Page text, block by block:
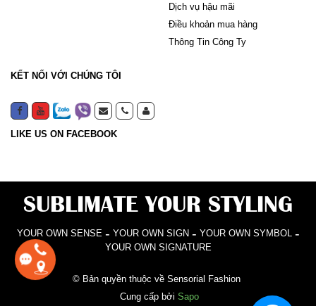
Dịch vụ hậu mãi
Điều khoản mua hàng
Thông Tin Công Ty
KẾT NỐI VỚI CHÚNG TÔI
LIKE US ON FACEBOOK
SUBLIMATE YOUR STYLING
YOUR OWN SENSE - YOUR OWN SIGN - YOUR OWN SYMBOL -
YOUR OWN SIGNATURE
© Bản quyền thuộc về Sensorial Fashion
Cung cấp bởi Sapo